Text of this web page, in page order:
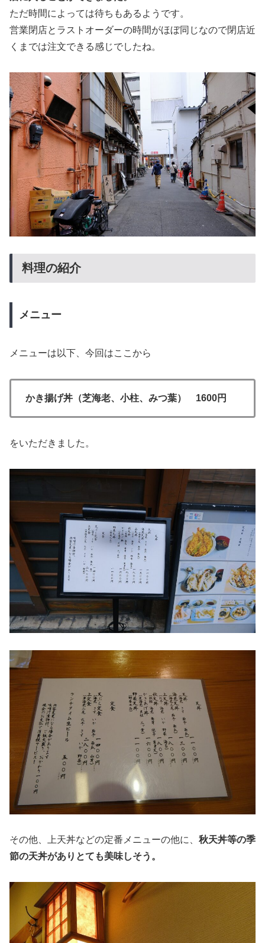
ただ時間によっては待ちもあるようです。
営業閉店とラストオーダーの時間がほぼ同じなので閉店近
くまでは注文できる感じでしたね。
料理の紹介
メニュー
メニューは以下、今回はここから
かき揚げ丼（芝海老、小柱、みつ葉） 1600円
をいただきました。
その他、上天丼などの定番メニューの他に、 秋天丼等の季
節の天丼がありとても美味しそう。